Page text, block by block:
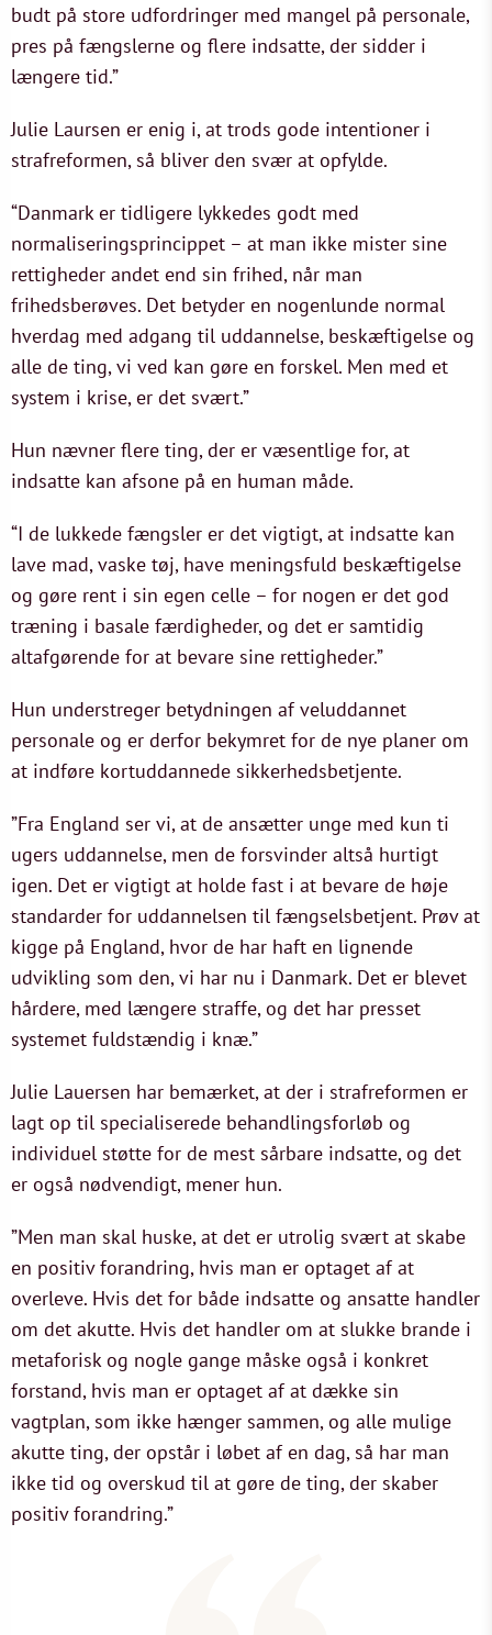
budt på store udfordringer med mangel på personale,
pres på fængslerne og flere indsatte, der sidder i
længere tid.”
Julie Laursen er enig i, at trods gode intentioner i
strafreformen, så bliver den svær at opfylde.
“Danmark er tidligere lykkedes godt med
normaliseringsprincippet – at man ikke mister sine
rettigheder andet end sin frihed, når man
frihedsberøves. Det betyder en nogenlunde normal
hverdag med adgang til uddannelse, beskæftigelse og
alle de ting, vi ved kan gøre en forskel. Men med et
system i krise, er det svært.”
Hun nævner flere ting, der er væsentlige for, at
indsatte kan afsone på en human måde.
“I de lukkede fængsler er det vigtigt, at indsatte kan
lave mad, vaske tøj, have meningsfuld beskæftigelse
og gøre rent i sin egen celle – for nogen er det god
træning i basale færdigheder, og det er samtidig
altafgørende for at bevare sine rettigheder.”
Hun understreger betydningen af veluddannet
personale og er derfor bekymret for de nye planer om
at indføre kortuddannede sikkerhedsbetjente.
”Fra England ser vi, at de ansætter unge med kun ti
ugers uddannelse, men de forsvinder altså hurtigt
igen. Det er vigtigt at holde fast i at bevare de høje
standarder for uddannelsen til fængselsbetjent. Prøv at
kigge på England, hvor de har haft en lignende
udvikling som den, vi har nu i Danmark. Det er blevet
hårdere, med længere straffe, og det har presset
systemet fuldstændig i knæ.”
Julie Lauersen har bemærket, at der i strafreformen er
lagt op til specialiserede behandlingsforløb og
individuel støtte for de mest sårbare indsatte, og det
er også nødvendigt, mener hun.
”Men man skal huske, at det er utrolig svært at skabe
en positiv forandring, hvis man er optaget af at
overleve. Hvis det for både indsatte og ansatte handler
om det akutte. Hvis det handler om at slukke brande i
metaforisk og nogle gange måske også i konkret
forstand, hvis man er optaget af at dække sin
vagtplan, som ikke hænger sammen, og alle mulige
akutte ting, der opstår i løbet af en dag, så har man
ikke tid og overskud til at gøre de ting, der skaber
positiv forandring.”